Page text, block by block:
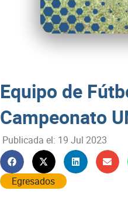
Equipo de
Campeonato
Publicada el: 19 Jul 2023
Egresados